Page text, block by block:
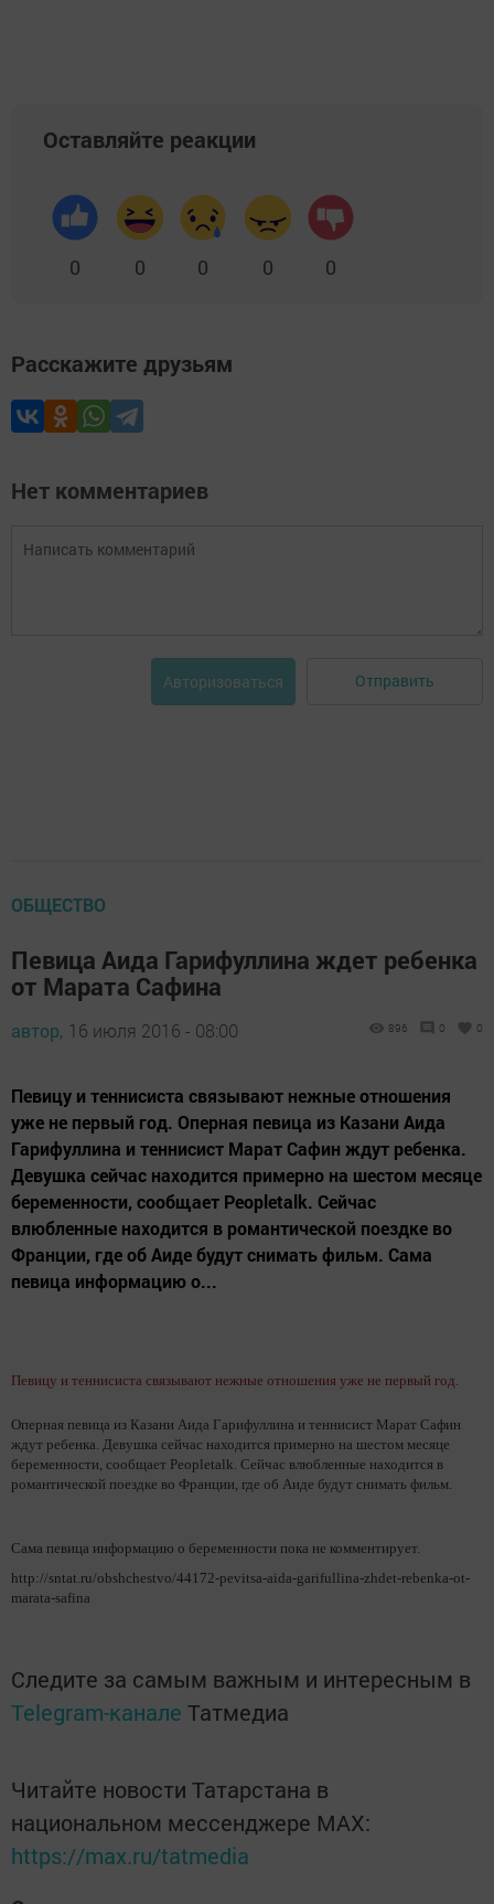
Оставляйте реакции
0 0 0 0 0
Расскажите друзьям
Нет комментариев
Авторизоваться Отправить
ОБЩЕСТВО
Певица Аида Гарифуллина ждет ребенка
от Марата Сафина
автор, 16 июля 2016 - 08:00 896 0 0
Певицу и теннисиста связывают нежные отношения
уже не первый год. Оперная певица из Казани Аида
Гарифуллина и теннисист Марат Сафин ждут ребенка.
Девушка сейчас находится примерно на шестом месяце
беременности, сообщает Peopletalk. Сейчас
влюбленные находится в романтической поездке во
Франции, где об Аиде будут снимать фильм. Сама
певица информацию о...
Певицу и теннисиста связывают нежные отношения уже не первый год.
Оперная певица из Казани Аида Гарифуллина и теннисист Марат Сафин
ждут ребенка. Девушка сейчас находится примерно на шестом месяце
беременности, сообщает Peopletalk. Сейчас влюбленные находится в
романтической поездке во Франции, где об Аиде будут снимать фильм.
Сама певица информацию о беременности пока не комментирует.
http://sntat.ru/obshchestvo/44172-pevitsa-aida-garifullina-zhdet-rebenka-ot-
marata-safina
Следите за самым важным и интересным в
Telegram-канале Татмедиа
Читайте новости Татарстана в
национальном мессенджере MАХ:
https://max.ru/tatmedia